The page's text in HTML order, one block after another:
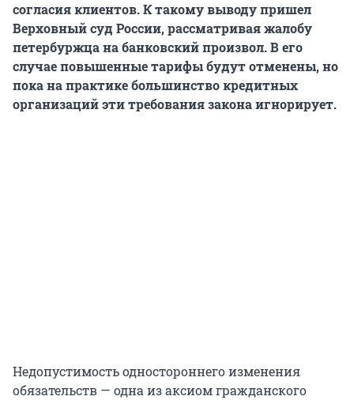
согласия клиентов. К такому выводу пришел
Верховный суд России, рассматривая жалобу
петербуржца на банковский произвол. В его
случае повышенные тарифы будут отменены, но
пока на практике большинство кредитных
организаций эти требования закона игнорирует.
Недопустимость одностороннего изменения
обязательств — одна из аксиом гражданского